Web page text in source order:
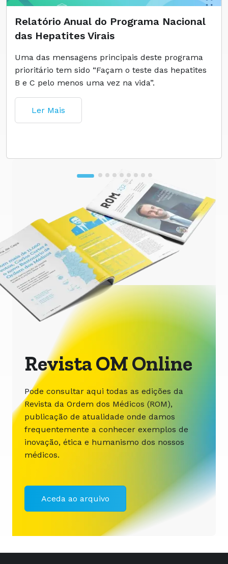
Relatório Anual do Programa Nacional
das Hepatites Virais
Uma das mensagens principais deste programa
prioritário tem sido “Façam o teste das hepatites
B e C pelo menos uma vez na vida”.
Ler Mais
Revista OM Online
Pode consultar aqui todas as edições da
Revista da Ordem dos Médicos (ROM),
publicação de atualidade onde damos
frequentemente a conhecer exemplos de
inovação, ética e humanismo dos nossos
médicos.
Aceda ao arquivo